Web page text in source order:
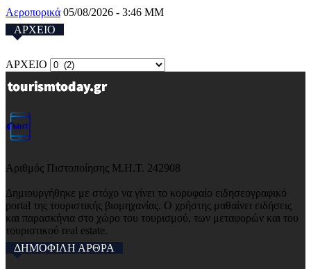
Αεροπορικά 05/08/2026 - 3:46 ΜΜ
ΑΡΧΕΙΟ
ΑΡΧΕΙΟ
Αριθμός Πιστοποίησης Μ.Η.Τ. 242908
Δημιουργήθηκε με στόχο να γίνει το κορυφαίο ειδησεογραφικό
portal της τουριστικής βιομηχανίας. Ο χρήστης μαθαίνει ειδήσεις
και παρασκήνια στο χώρο του τουρισμού, των μεταφορών και του
τουριστικού real estate.
ΔΗΜΟΦΙΛΗ ΑΡΘΡΑ